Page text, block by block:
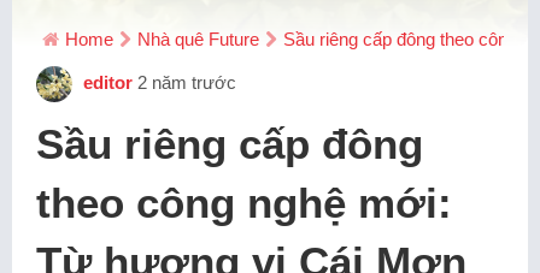
Home Nhà quê Future Sầu riêng cấp đông theo công
editor 2 năm trước
Sầu riêng cấp đông
theo công nghệ mới:
Từ hương vị Cái Mơn